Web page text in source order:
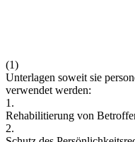
(1)
Unterlagen soweit sie
verwendet werden:
1.
Rehabilitierung von
2.